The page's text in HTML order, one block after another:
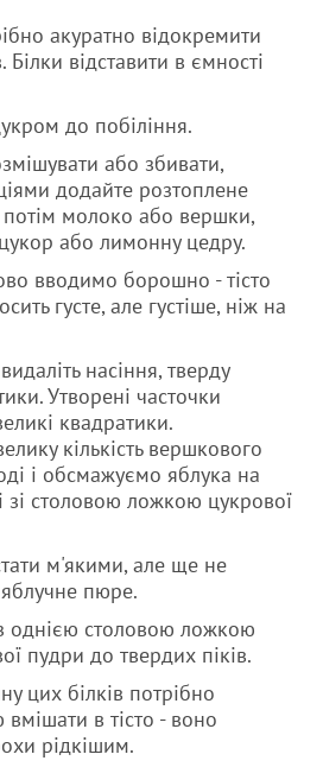
акуратно відокремити
Білки відставити в ємності
до побіління.
або збивати,
додайте розтоплене
молоко або вершки,
або лимонну цедру.
вводимо борошно - тісто
густе, але густіше, ніж на
насіння, тверду
Утворені часточки
квадратики.
кількість вершкового
і обсмажуємо яблука на
зі столовою ложкою цукрової
м'якими, але ще не
пюре.
однією столовою ложкою
пудри до твердих піків.
цих білків потрібно
в тісто - воно
рідкішим.